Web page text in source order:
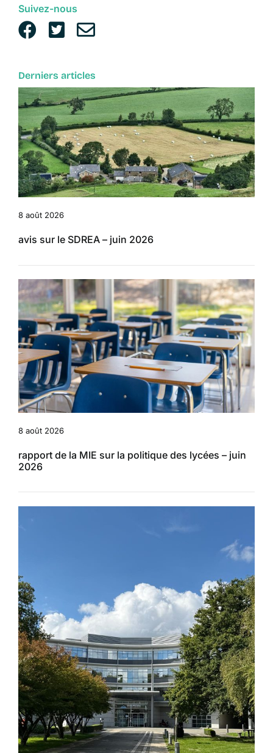
Suivez-nous
Derniers articles
8 août 2026
avis sur le SDREA – juin 2026
8 août 2026
rapport de la MIE sur la politique des lycées – juin
2026